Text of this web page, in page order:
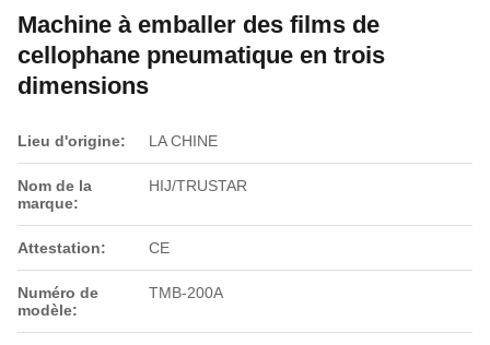
Machine à emballer des films de
cellophane pneumatique en trois
dimensions
Lieu d'origine: LA CHINE
Nom de la
marque:
HIJ/TRUSTAR
Attestation: CE
Numéro de
modèle:
TMB-200A